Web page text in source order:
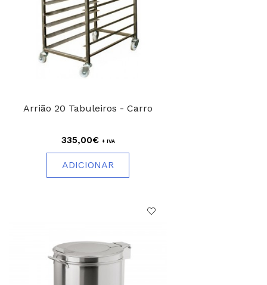
Arrião 20 Tabuleiros - Carro
335,00€ + IVA
ADICIONAR